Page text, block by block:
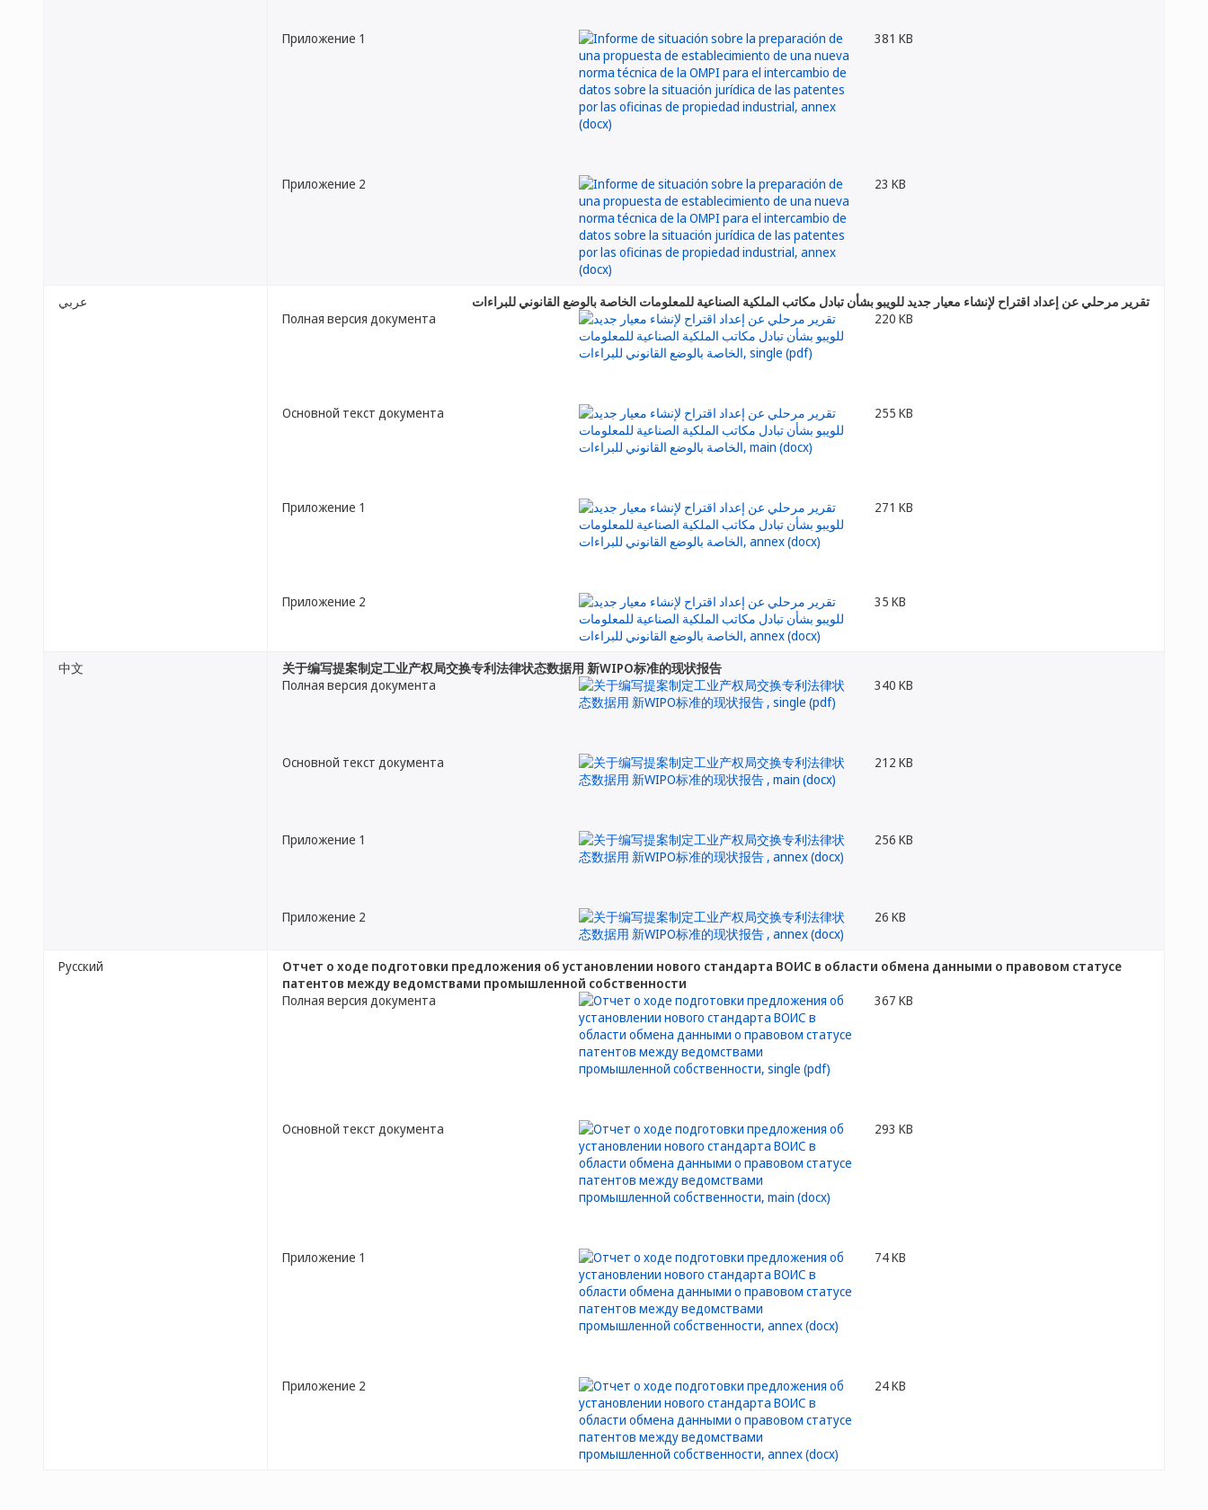
Приложение 1 381 KB
Приложение 2 23 KB
عربي
تقرير مرحلي عن إعداد اقتراح لإنشاء معيار جديد للويبو بشأن تبادل مكاتب الملكية الصناعية للمعلومات الخاصة بالوضع القانوني للبراءات
Полная версия документа
220 KB
Основной текст документа 255 KB
Приложение 1 271 KB
Приложение 2 35 KB
中文
关于编写提案制定工业产权局交换专利法律状态数据用 新WIPO标准的现状报告
Полная версия документа
340 KB
Основной текст документа 212 KB
Приложение 1 256 KB
Приложение 2 26 KB
Русский
Oтчет о ходе подготовки предложения об установлении нового стандарта ВОИС в области обмена данными о правовом статусе
патентов между ведомствами промышленной собственности
Полная версия документа
367 KB
Основной текст документа 293 KB
Приложение 1 74 KB
Приложение 2 24 KB